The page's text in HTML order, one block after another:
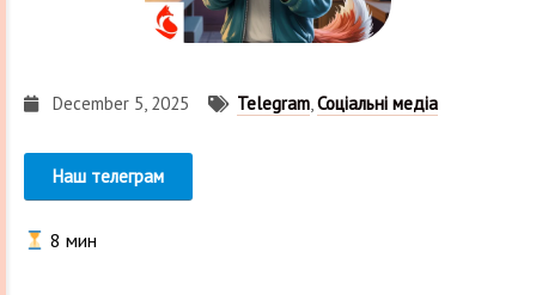
December 5, 2025 Telegram,Соціальні медіа
Наш телеграм
8 мин